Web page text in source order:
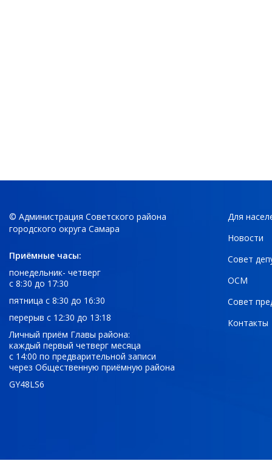
© Администрация Советского района
городского округа Самара
Приёмные часы:
понедельник- четверг
с 8:30 до 17:30
пятница с 8:30 до 16:30
перерыв с 12:30 до 13:18
Личный приём Главы района:
каждый первый четверг месяца
с 14:00 по предварительной записи
через Общественную приёмную района
GY48LS6
Для
Новости
Совет
ОСМ
Совет
Контакты